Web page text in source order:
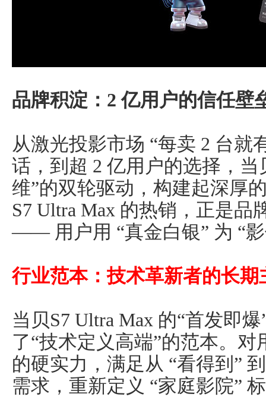
品牌积淀：2 亿用户的信任壁
从激光投影市场 “每卖 2 台就
话，到超 2 亿用户的选择，
维”的双轮驱动，构建起深厚
S7 Ultra Max 的热销，正是品
—— 用户用 “真金白银” 为 “
行业范本：技术革新者的长期
当贝S7 Ultra Max 的“首发即
了“技术定义高端”的范本。对
的硬实力，满足从 “看得到”
需求，重新定义 “家庭影院”